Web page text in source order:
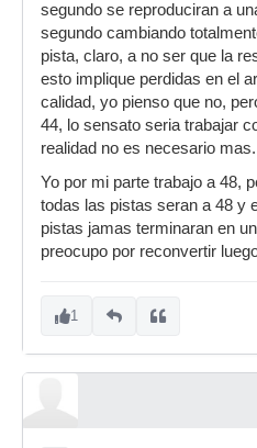
Hombre no se, yo casi
visto graba a 48, y casi
he bajado o me han
sido a 48. Que si, que
válido, pero vamos,
nada
segundo se reproduciran a
segundo cambiando
pista, claro, a no ser que la
esto implique perdidas en el
calidad, yo pienso que no,
44, lo sensato seria trabajar
realidad no es necesario mas.
Yo por mi parte trabajo a 48,
todas las pistas seran a 48 y
pistas jamas terminaran en
preocupo por reconvertir
1